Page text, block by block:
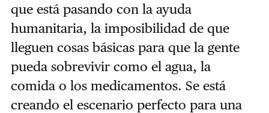
que está pasando con la ayuda
humanitaria, la imposibilidad de que
lleguen cosas básicas para que la gente
pueda sobrevivir como el agua, la
comida o los medicamentos. Se está
creando el escenario perfecto para una